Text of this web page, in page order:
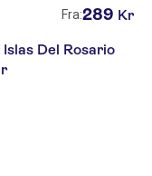
Fra:289 Kr
Del Rosario